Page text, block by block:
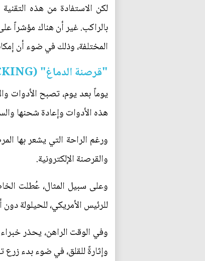
لكن الاستفادة من هذه
بالراكب. غير أن هناك مؤشراً
المختلفة، وذلك في ضوء أن
"قرصنة الدماغ" (BRAINJACKING)
يوماً بعد يوم، تصبح الأدوات
هذه الأدوات وإعادة شحنها
ورغم الراحة التي يشعر بها
والقرصنة الإلكترونية.
وعلى سبيل المثال، عُطلت
للرئيس الأمريكي، للحيلولة
وفي الوقت الراهن، يحذر
وإثارةً للقلق، في ضوء بدء